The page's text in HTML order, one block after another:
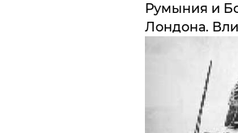
Румыния и
Лондона.